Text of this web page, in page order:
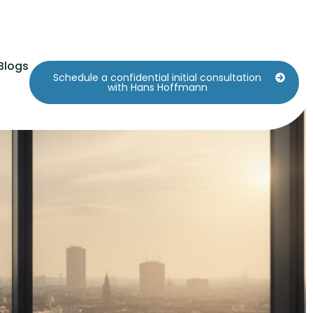
Schedule a confidential initial consultation
with Hans Hoffmann
zur Souveränität